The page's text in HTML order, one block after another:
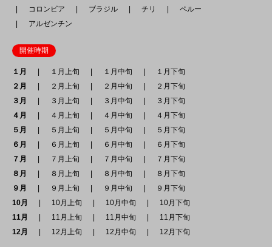
コロンビア
ブラジル チリ
ペルー
アルゼンチン
開催時期
１月 １月上旬 １月中旬
１月下旬
２月
２月上旬 ２月中旬
２月下旬
３月
３月上旬 ３月中旬
３月下旬
４月
４月上旬 ４月中旬
４月下旬
５月
５月上旬 ５月中旬
５月下旬
６月
６月上旬 ６月中旬
６月下旬
７月
７月上旬 ７月中旬
７月下旬
８月
８月上旬 ８月中旬
８月下旬
９月
９月上旬 ９月中旬
９月下旬
10月
10月上旬 10月中旬
10月下旬
11月
11月上旬 11月中旬
11月下旬
12月
12月上旬 12月中旬 12月下旬